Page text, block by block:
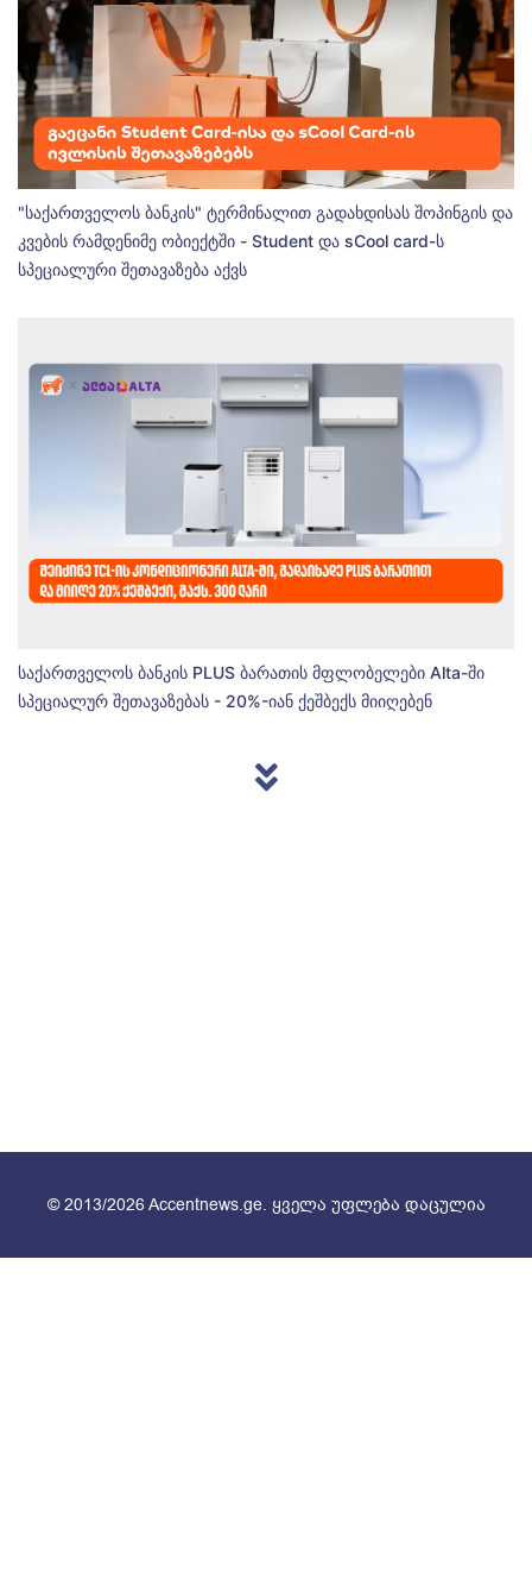
"საქართველოს ბანკის" ტერმინალით გადახდისას შოპინგის და
კვების რამდენიმე ობიექტში - Student და sCool card-ს
სპეციალური შეთავაზება აქვს
საქართველოს ბანკის PLUS ბარათის მფლობელები Alta-ში
სპეციალურ შეთავაზებას - 20%-იან ქეშბექს მიიღებენ
© 2013/2026 Accentnews.ge. ყველა უფლება დაცულია